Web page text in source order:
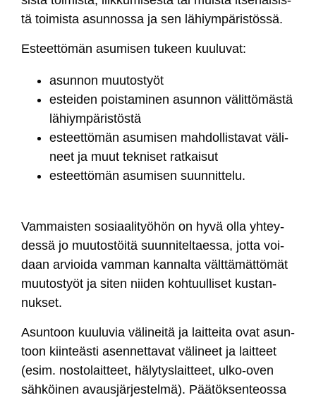
tä toi­mis­ta asun­nos­sa ja sen lä­hiym­pä­ris­tös­sä.
Es­teet­tö­män asu­mi­sen tu­keen kuu­lu­vat:
asun­non muu­tos­työt
es­tei­den pois­ta­mi­nen asun­non vä­lit­tö­mäs­tä
lä­hiym­pä­ris­tös­tä
es­teet­tö­män asu­mi­sen mah­dol­lis­ta­vat vä­li­
neet ja muut tek­ni­set rat­kai­sut
es­teet­tö­män asu­mi­sen suun­nit­te­lu.
Vam­mais­ten so­siaa­li­työ­hön on hy­vä ol­la yh­tey­
des­sä jo muu­tos­töi­tä suun­ni­tel­taes­sa, jot­ta voi­
daan ar­vioi­da vam­man kan­nal­ta vält­tä­mät­tö­mät
muu­tos­työt ja si­ten nii­den koh­tuul­li­set kus­tan­
nuk­set.
Asun­toon kuu­lu­via vä­li­nei­tä ja lait­tei­ta ovat asun­
toon kiin­teäs­ti asen­net­ta­vat vä­li­neet ja lait­teet
(esim. nos­to­lait­teet, hä­ly­tys­lait­teet, ul­ko-oven
säh­köi­nen avaus­jär­jes­tel­mä). Pää­tök­sen­teos­sa